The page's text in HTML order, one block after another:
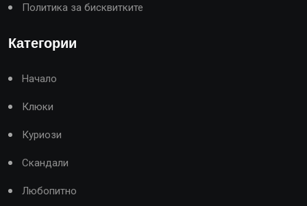
Политика за бисквитките
Категории
Начало
Клюки
Куриози
Скандали
Любопитно